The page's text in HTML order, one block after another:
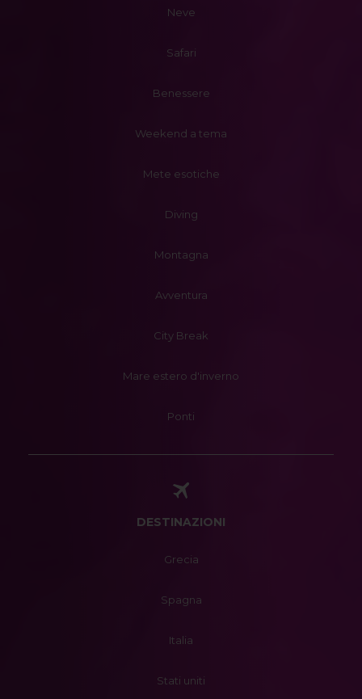
Neve
Safari
Benessere
Weekend a tema
Mete esotiche
Diving
Montagna
Avventura
City Break
Mare estero d'inverno
Ponti
DESTINAZIONI
Grecia
Spagna
Italia
Stati uniti